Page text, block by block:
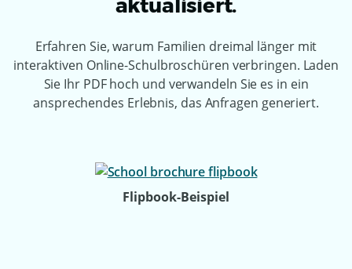
aktualisiert.
Erfahren Sie, warum Familien dreimal länger mit
interaktiven Online-Schulbroschüren verbringen. Laden
Sie Ihr PDF hoch und verwandeln Sie es in ein
ansprechendes Erlebnis, das Anfragen generiert.
Flipbook-Beispiel